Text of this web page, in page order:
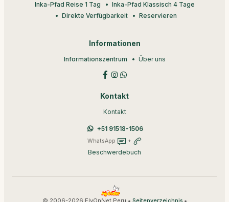
Inka-Pfad Reise 1 Tag
Inka-Pfad Klassisch 4 Tage
Direkte Verfügbarkeit
Reservieren
Informationen
Informationszentrum Über uns
Kontakt
Kontakt
+51 91518-1506
WhatsApp +
Beschwerdebuch
© 2006-2026 FlyOnNet Peru • •